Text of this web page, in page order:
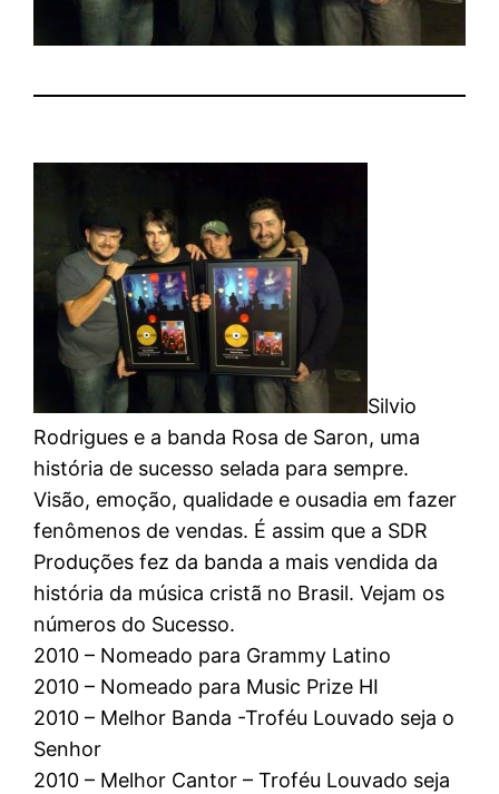
Silvio
Rodrigues e a banda Rosa de Saron, uma
história de sucesso selada para sempre.
Visão, emoção, qualidade e ousadia em fazer
fenômenos de vendas. É assim que a SDR
Produções fez da banda a mais vendida da
história da música cristã no Brasil. Vejam os
números do Sucesso.
2010 – Nomeado para Grammy Latino
2010 – Nomeado para Music Prize HI
2010 – Melhor Banda -Troféu Louvado seja o
Senhor
2010 – Melhor Cantor – Troféu Louvado seja